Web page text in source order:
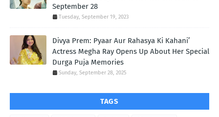
September 28
Tuesday, September 19, 2023
Divya Prem: Pyaar Aur Rahasya Ki Kahani’
Actress Megha Ray Opens Up About Her Special
Durga Puja Memories
Sunday, September 28, 2025
TAGS